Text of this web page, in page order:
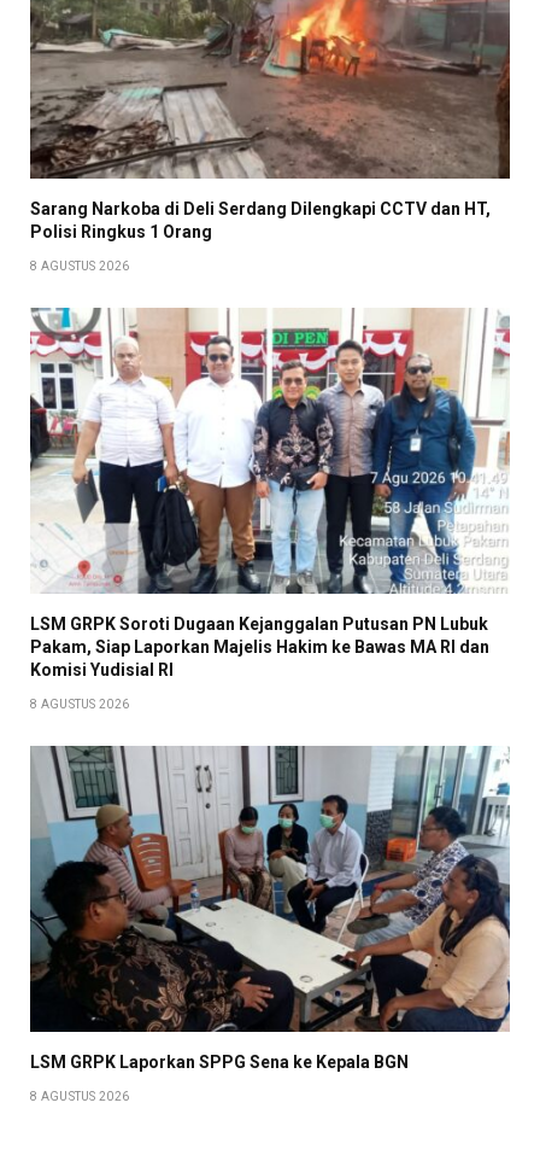
Sarang Narkoba di Deli Serdang Dilengkapi CCTV dan HT,
Polisi Ringkus 1 Orang
8 AGUSTUS 2026
LSM GRPK Soroti Dugaan Kejanggalan Putusan PN Lubuk
Pakam, Siap Laporkan Majelis Hakim ke Bawas MA RI dan
Komisi Yudisial RI
8 AGUSTUS 2026
LSM GRPK Laporkan SPPG Sena ke Kepala BGN
8 AGUSTUS 2026